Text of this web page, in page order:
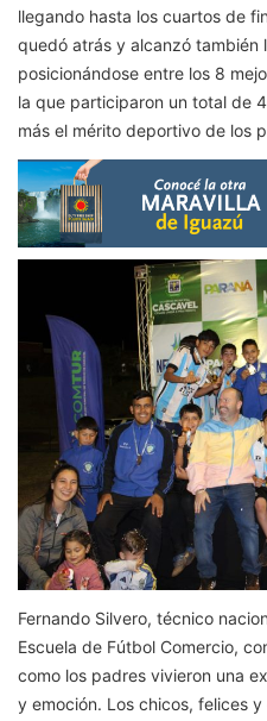
llegando hasta los cuartos de
quedó atrás y alcanzó también
posicionándose entre los 8
la que participaron un total de
más el mérito deportivo de los
Fernando Silvero, técnico
Escuela de Fútbol Comercio,
como los padres vivieron una
y emoción. Los chicos, felices